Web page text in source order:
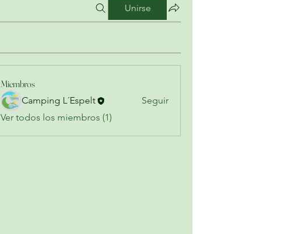
Unirse
Miembros
Camping L´Espelt
Seguir
Ver todos los miembros (1)